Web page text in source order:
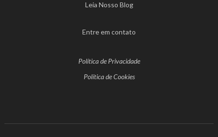
Leia Nosso Blog
Entre em contato
Política de Privacidade
Política de Cookies